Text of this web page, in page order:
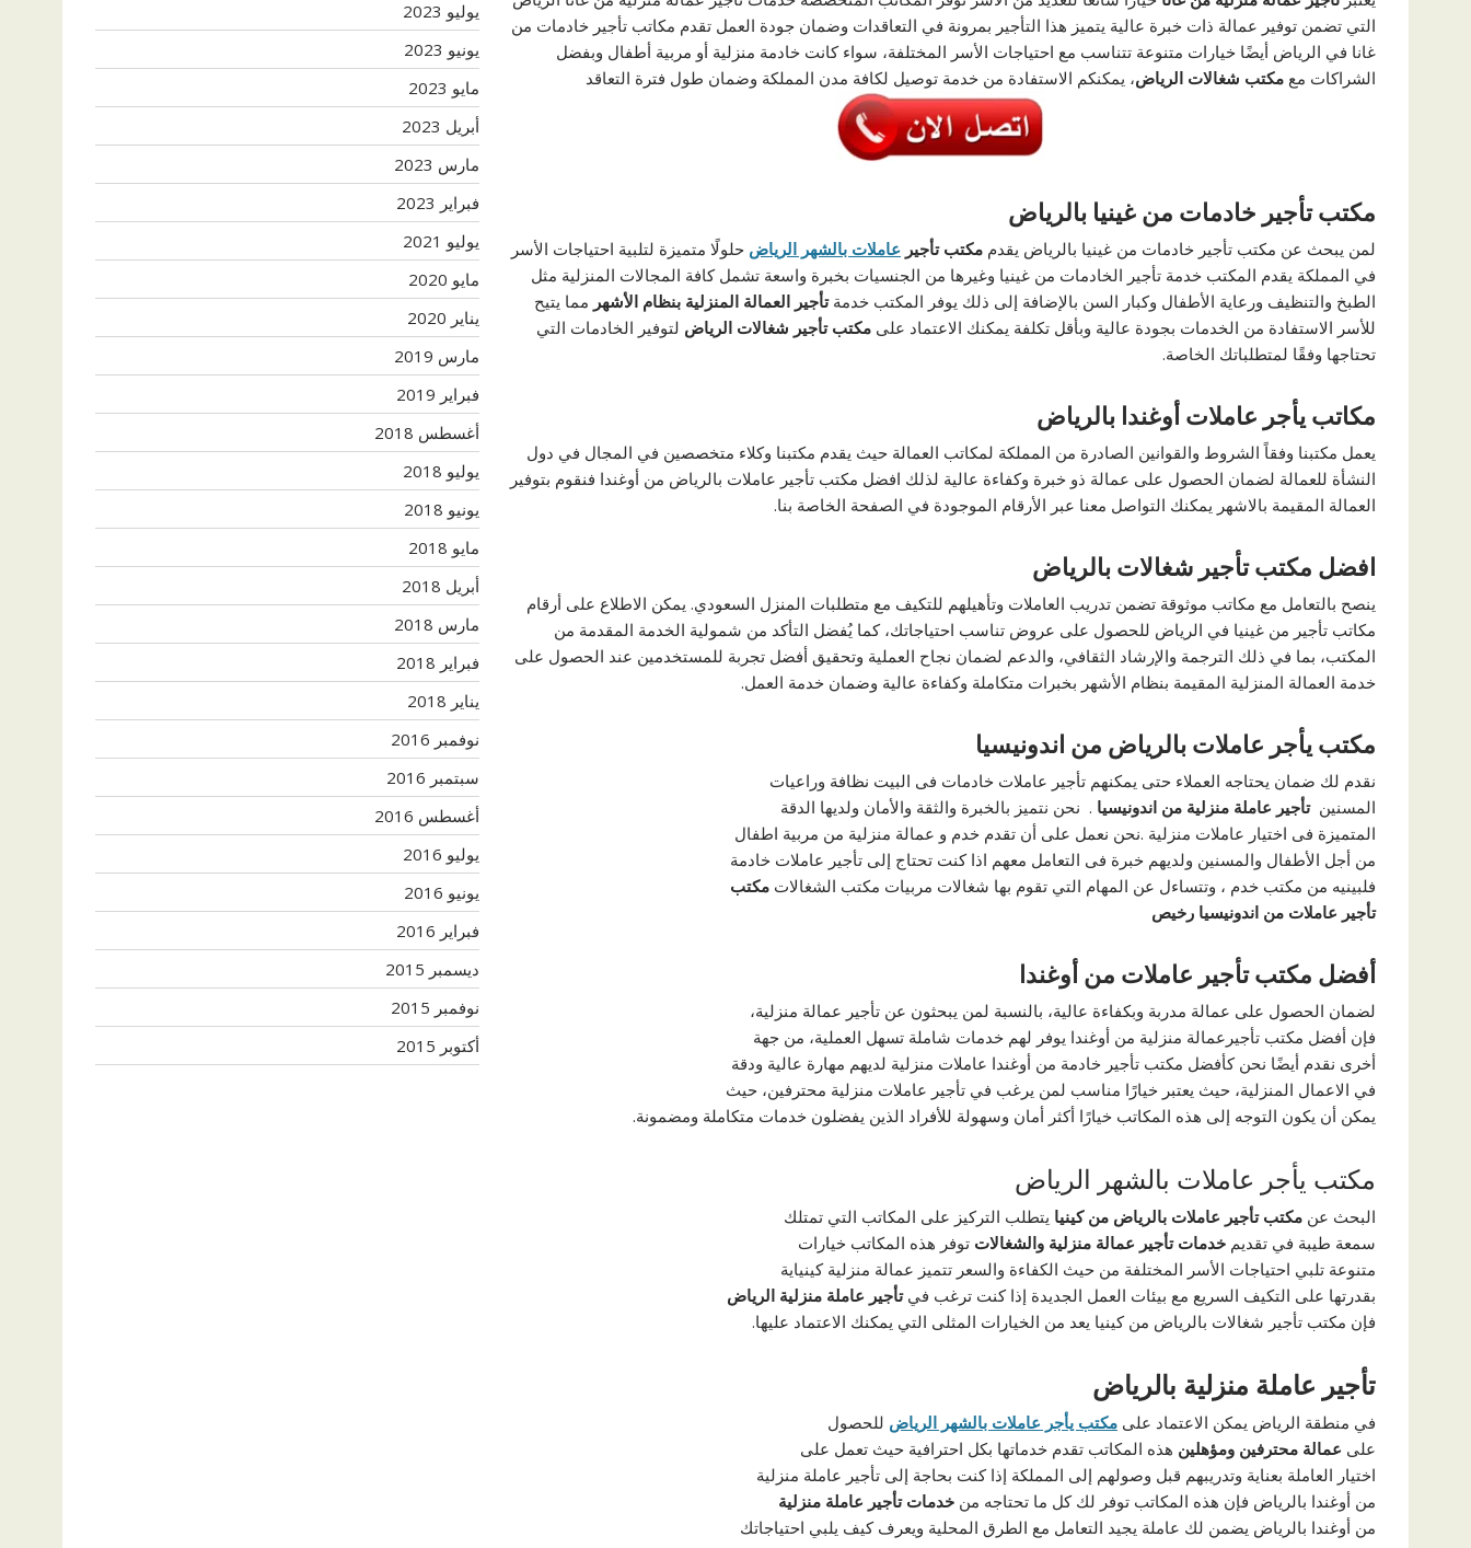
التي تضمن توفير عمالة ذات خبرة عالية يتميز هذا التأجير بمرونة في التعاقدات وضمان جودة العمل تقدم مكاتب تأجير خادمات من
غانا في الرياض أيضًا خيارات متنوعة تتناسب مع احتياجات الأسر المختلفة، سواء كانت خادمة منزلية أو مربية أطفال وبفضل
الشراكات مع مكتب شغالات الرياض، يمكنكم الاستفادة من خدمة توصيل لكافة مدن المملكة وضمان طول فترة التعاقد
مكتب تأجير خادمات من غينيا بالرياض
لمن يبحث عن مكتب تأجير خادمات من غينيا بالرياض يقدم مكتب تأجير عاملات بالشهر الرياض حلولًا متميزة لتلبية احتياجات الأسر
في المملكة يقدم المكتب خدمة تأجير الخادمات من غينيا وغيرها من الجنسيات بخبرة واسعة تشمل كافة المجالات المنزلية مثل
الطبخ والتنظيف ورعاية الأطفال وكبار السن بالإضافة إلى ذلك يوفر المكتب خدمةتأجير العمالة المنزلية بنظام الأشهر مما يتيح
للأسر الاستفادة من الخدمات بجودة عالية وبأقل تكلفة يمكنك الاعتماد على مكتب تأجير شغالات الرياض لتوفير الخادمات التي
تحتاجها وفقًا لمتطلباتك الخاصة.
مكاتب يأجر عاملات أوغندا بالرياض
يعمل مكتبنا وفقاً الشروط والقوانين الصادرة من المملكة لمكاتب العمالة حيث يقدم مكتبنا وكلاء متخصصين في المجال في دول
النشأة للعمالة لضمان الحصول على عمالة ذو خبرة وكفاءة عالية لذلك افضل مكتب تأجير عاملات بالرياض من أوغندا فنقوم بتوفير
العمالة المقيمة بالاشهر يمكنك التواصل معنا عبر الأرقام الموجودة في الصفحة الخاصة بنا.
افضل مكتب تأجير شغالات بالرياض
ينصح بالتعامل مع مكاتب موثوقة تضمن تدريب العاملات وتأهيلهم للتكيف مع متطلبات المنزل السعودي. يمكن الاطلاع على أرقام
مكاتب تأجير من غينيا في الرياض للحصول على عروض تناسب احتياجاتك، كما يُفضل التأكد من شمولية الخدمة المقدمة من
المكتب، بما في ذلك الترجمة والإرشاد الثقافي، والدعم لضمان نجاح العملية وتحقيق أفضل تجربة للمستخدمين عند الحصول على
خدمة العمالة المنزلية المقيمة بنظام الأشهر بخبرات متكاملة وكفاءة عالية وضمان خدمة العمل.
مكتب يأجر عاملات بالرياض من اندونيسيا
نقدم لك ضمان يحتاجه العملاء حتى يمكنهم تأجير عاملات خادمات فى البيت نظافة وراعيات
المسنين تأجير عاملة منزلية من اندونيسيا . نحن نتميز بالخبرة والثقة والأمان ولديها الدقة
المتميزة فى اختيار عاملات منزلية .نحن نعمل على أن تقدم خدم و عمالة منزلية من مربية اطفال
من أجل الأطفال والمسنين ولديهم خبرة فى التعامل معهم اذا كنت تحتاج إلى تأجير عاملات خادمة
فلبينيه من مكتب خدم ، وتتساءل عن المهام التي تقوم بها شغالات مربيات مكتب الشغالات مكتب
تأجير عاملات من اندونيسيا رخيص
أفضل مكتب تأجير عاملات من أوغندا
لضمان الحصول على عمالة مدربة وبكفاءة عالية، بالنسبة لمن يبحثون عن تأجير عمالة منزلية،
فإن أفضل مكتب تأجيرعمالة منزلية من أوغندا يوفر لهم خدمات شاملة تسهل العملية، من جهة
أخرى نقدم أيضًا نحن كأفضل مكتب تأجير خادمة من أوغندا عاملات منزلية لديهم مهارة عالية ودقة
في الاعمال المنزلية، حيث يعتبر خيارًا مناسب لمن يرغب في تأجير عاملات منزلية محترفين، حيث
يمكن أن يكون التوجه إلى هذه المكاتب خيارًا أكثر أمان وسهولة للأفراد الذين يفضلون خدمات متكاملة ومضمونة.
مكتب يأجر عاملات بالشهر الرياض
البحث عن مكتب تأجير عاملات بالرياض من كينيا يتطلب التركيز على المكاتب التي تمتلك
سمعة طيبة في تقديم خدمات تأجير عمالة منزلية والشغالات توفر هذه المكاتب خيارات
متنوعة تلبي احتياجات الأسر المختلفة من حيث الكفاءة والسعر تتميز عمالة منزلية كينياية
بقدرتها على التكيف السريع مع بيئات العمل الجديدة إذا كنت ترغب فيتأجير عاملة منزلية الرياض
فإن مكتب تأجير شغالات بالرياض من كينيا يعد من الخيارات المثلى التي يمكنك الاعتماد عليها.
تأجير عاملة منزلية بالرياض
في منطقة الرياض يمكن الاعتماد على مكتب يأجر عاملات بالشهر الرياض للحصول
على عمالة محترفين ومؤهلين هذه المكاتب تقدم خدماتها بكل احترافية حيث تعمل على
اختيار العاملة بعناية وتدريبهم قبل وصولهم إلى المملكة إذا كنت بحاجة إلى تأجير عاملة منزلية
من أوغندا بالرياض فإن هذه المكاتب توفر لك كل ما تحتاجه من خدمات تأجير عاملة منزلية
من أوغندا بالرياض يضمن لك عاملة يجيد التعامل مع الطرق المحلية ويعرف كيف يلبي احتياجاتك
يوليو 2023
يونيو 2023
مايو 2023
أبريل 2023
مارس 2023
فبراير 2023
يوليو 2021
مايو 2020
يناير 2020
مارس 2019
فبراير 2019
أغسطس 2018
يوليو 2018
يونيو 2018
مايو 2018
أبريل 2018
مارس 2018
فبراير 2018
يناير 2018
نوفمبر 2016
سبتمبر 2016
أغسطس 2016
يوليو 2016
يونيو 2016
فبراير 2016
ديسمبر 2015
نوفمبر 2015
أكتوبر 2015